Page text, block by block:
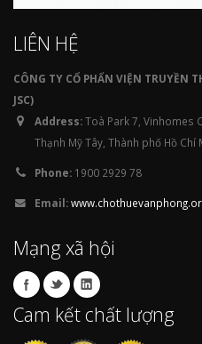
LIÊN HỆ
CÔNG TY CỔ PHẨN VIỆN TRUYỀN
JSC)
Address:Toà Park 7, Vinhomes
Thạnh Mỹ Tây, Thành phố Hồ Chí
Phone: 1900 2929 78
Email:
Mạng xã hội
Cam kết chất lượng